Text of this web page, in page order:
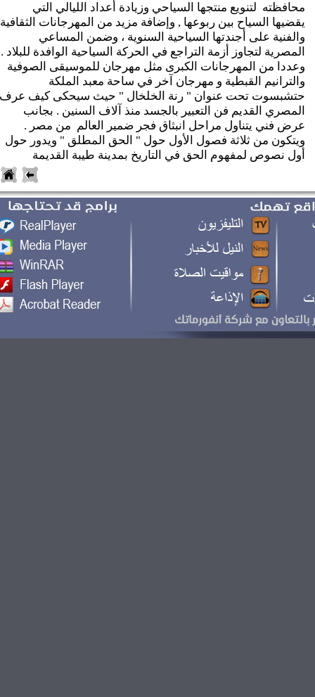
لتنويع منتجها السياحي وزيادة أعداد الليالي التي
السياح بين ربوعها , وإضافة مزيد من المهرجانات الثقافية
على أجندتها السياحية السنوية ، وضمن المساعي
لتجاوز أزمة التراجع في الحركة السياحية الوافدة للبلاد .
من المهرجانات الكبرى مثل مهرجان للموسيقى الصوفية
القبطية و مهرجان آخر في ساحة معبد الملكة
تحت عنوان " رنة الخلخال " حيث سيحكى كيف عرف
القديم فن التعبير بالجسد منذ آلاف السنين . بجانب
فني يتناول مراحل انبثاق فجر ضمير العالم من مصر .
من ثلاثة فصول الأول حول " الحق المطلق " ويدور حول
نصوص لمفهوم الحق في التاريخ بمدينة طيبة القديمة